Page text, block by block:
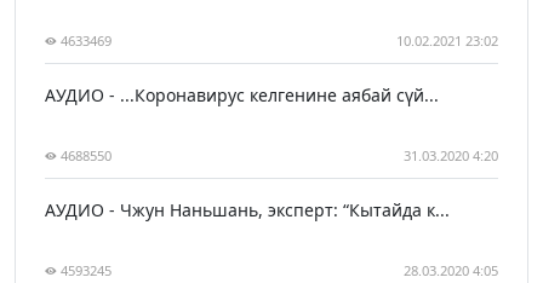
4633469 10.02.2021 23:02
АУДИО - ...Коронавирус келгенине аябай сүй...
4688550 31.03.2020 4:20
АУДИО - Чжун Наньшань, эксперт: “Кытайда к...
4593245 28.03.2020 4:05